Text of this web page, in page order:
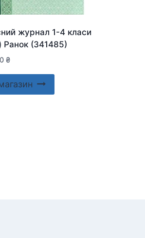
журнал 1-4 класи
Ранок (341485)
₴